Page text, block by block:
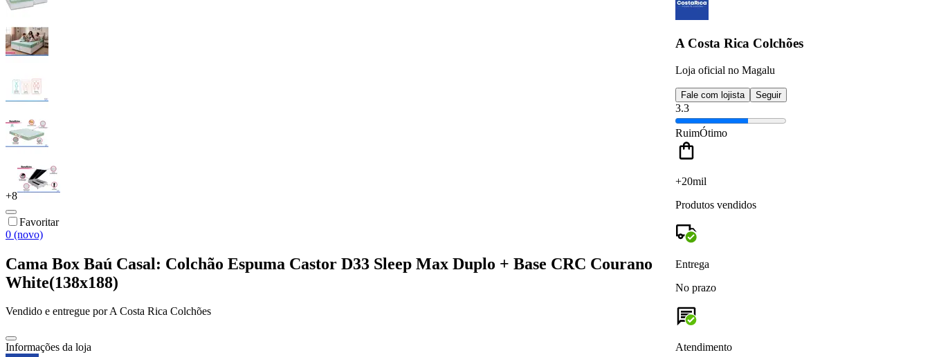
+8
Favoritar
0 (novo)
Cama Box Baú Casal: Colchão Espuma Castor D33 Sleep Max Duplo + Base CRC Courano
White(138x188)
Vendido e entregue porA Costa Rica Colchões
Informações da loja
A Costa Rica Colchões
Loja oficial no Magalu
Fale com lojista Seguir
3.3
RuimÓtimo
+20mil
Produtos vendidos
Entrega
No prazo
Atendimento